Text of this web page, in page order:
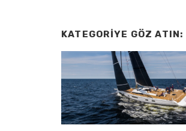
KATEGORIYE GÖZ ATIN: